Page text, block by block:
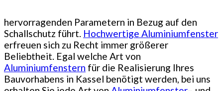
hervorragenden Parametern in Bezug auf den
Schallschutz führt. Hochwertige Aluminiumfenster
erfreuen sich zu Recht immer größerer
Beliebtheit. Egal welche Art von
Aluminiumfenstern für die Realisierung Ihres
Bauvorhabens in Kassel benötigt werden, bei uns